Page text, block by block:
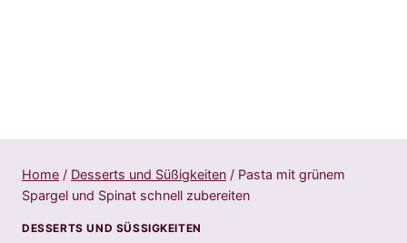
Home / Desserts und Süßigkeiten / Pasta mit grünem
Spargel und Spinat schnell zubereiten
DESSERTS UND SÜSSIGKEITEN